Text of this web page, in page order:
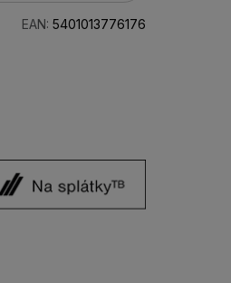
EAN: 5401013776176